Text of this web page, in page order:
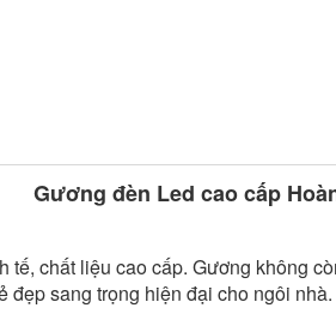
Gương đèn Led cao cấp
chất liệu cao cấp. Gương không
đẹp sang trọng hiện đại cho ngôi nhà.